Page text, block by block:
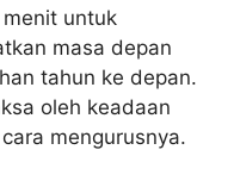
untuk
masa depan
tahun ke depan.
oleh keadaan
mengurusnya.